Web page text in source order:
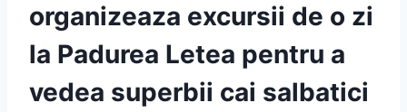
organizeaza excursii de o zi
la Padurea Letea pentru a
vedea superbii cai salbatici